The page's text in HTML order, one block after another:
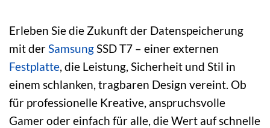
Erleben Sie die Zukunft der Datenspeicherung
mit der Samsung SSD T7 – einer externen
Festplatte , die Leistung, Sicherheit und Stil in
einem schlanken, tragbaren Design vereint. Ob
für professionelle Kreative, anspruchsvolle
Gamer oder einfach für alle, die Wert auf schnelle